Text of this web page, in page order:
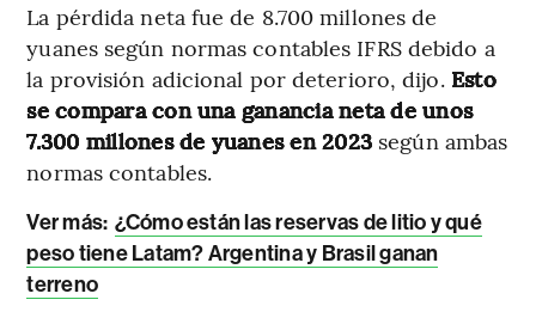
La pérdida neta fue de 8.700 millones de
yuanes según normas contables IFRS debido a
la provisión adicional por deterioro, dijo.Esto
se compara con una ganancia neta de unos
7.300 millones de yuanes en 2023 según ambas
normas contables.
Ver más: ¿Cómo están las reservas de litio y qué
peso tiene Latam? Argentina y Brasil ganan
terreno